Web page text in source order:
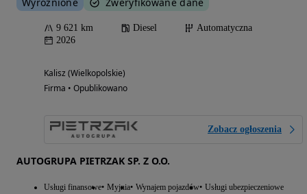
9 621 km Diesel
Automatyczna
2026
Kalisz (Wielkopolskie)
Firma • Opublikowano
Zobacz ogłoszenia
AUTOGRUPA PIETRZAK SP. Z O.O.
Usługi finansowe Myjnia Wynajem pojazdów Usługi ubezpieczeniowe